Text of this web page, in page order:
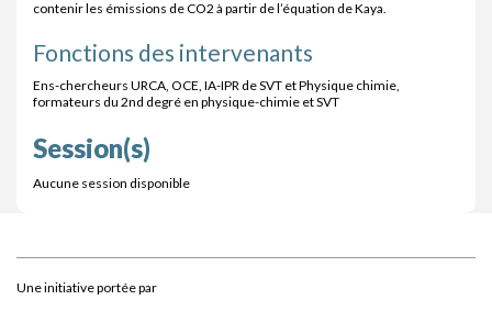
contenir les émissions de CO2 à partir de l’équation de Kaya.
Fonctions des intervenants
Ens-chercheurs URCA, OCE, IA-IPR de SVT et Physique chimie,
formateurs du 2nd degré en physique-chimie et SVT
Session(s)
Aucune session disponible
Une initiative portée par